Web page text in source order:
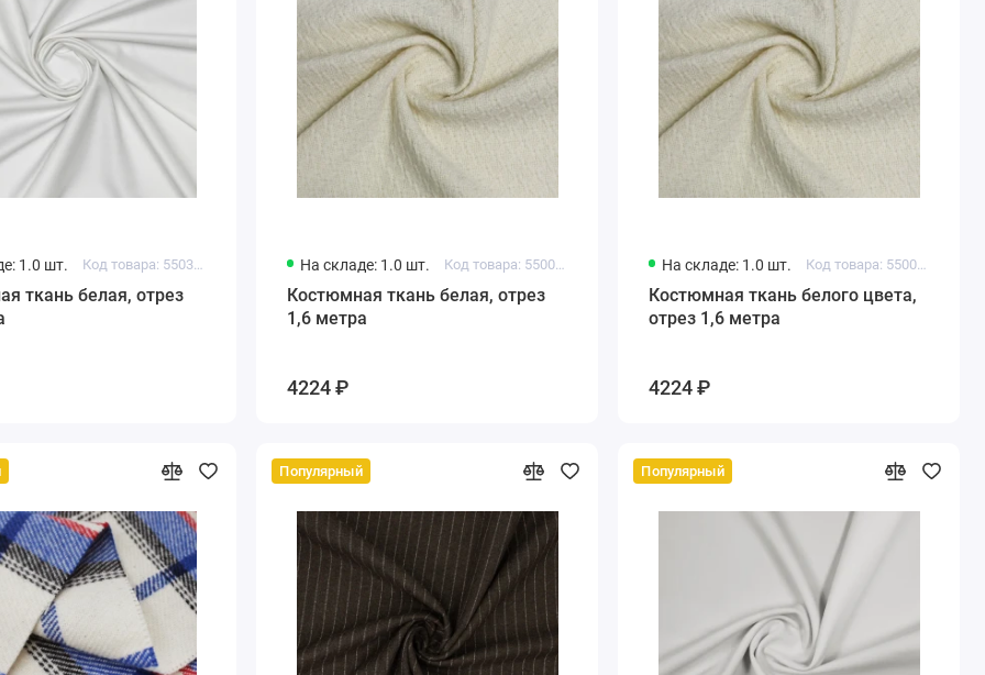
1.0 шт.
ткань белая, отрез
На складе: 1.0 шт.
Костюмная ткань белая, отрез
1,6 метра
4224 ₽
На складе: 1.0 шт.
Костюмная ткань белого цвета,
отрез 1,6 метра
4224 ₽
Популярный Популярный